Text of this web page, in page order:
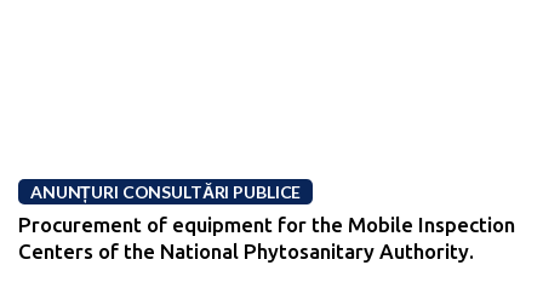
ANUNȚURI CONSULTĂRI PUBLICE
Procurement of equipment for the Mobile Inspection
Centers of the National Phytosanitary Authority.